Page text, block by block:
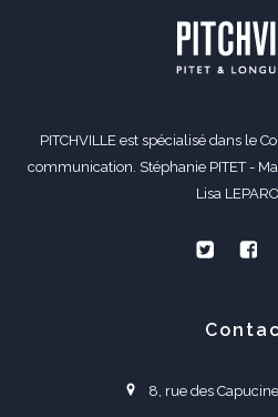
PITCHVILLE est spécialisé dans le
communication. Stéphanie PITET -
Lisa
8, rue des